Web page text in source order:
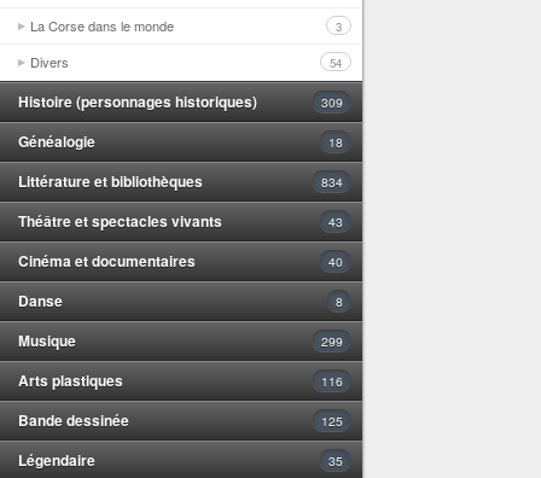
La Corse dans le monde 3
Divers 54
Histoire (personnages historiques) 309
Généalogie 18
Littérature et bibliothèques 834
Théâtre et spectacles vivants 43
Cinéma et documentaires 40
Danse 8
Musique 299
Arts plastiques 116
Bande dessinée 125
Légendaire 35